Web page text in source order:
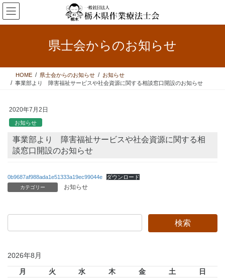
コ
ン
テ
ス
ナ
ビ
ゲ
ン
県士会からのお知らせ
HOME 県士会からのお知らせ
お知らせ
事業部より 障害福祉サービスや社会資源に関する相談窓口開設のお知らせ
2020年7月2日
お知らせ
事業部より 障害福祉サービスや社会資源に関する相
談窓口開設のお知らせ
0b9687af988ada1e51333a19ec99044e ダウンロード
カテゴリー お知らせ
2026年8月
月 火 水 木 金 土
日